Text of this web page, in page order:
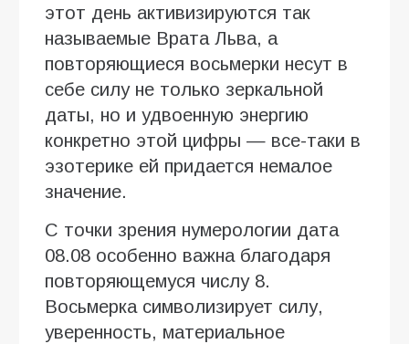
этот день активизируются так
называемые Врата Льва, а
повторяющиеся восьмерки несут в
себе силу не только зеркальной
даты, но и удвоенную энергию
конкретно этой цифры — все-таки в
эзотерике ей придается немалое
значение.
С точки зрения нумерологии дата
08.08 особенно важна благодаря
повторяющемуся числу 8.
Восьмерка символизирует силу,
уверенность, материальное